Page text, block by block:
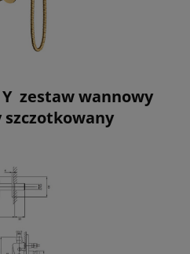
zestaw wannowy